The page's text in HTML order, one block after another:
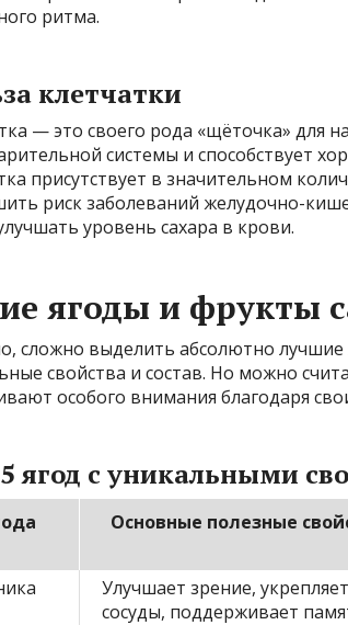
ритма.
клетчатки
— это своего рода «щёточка» для
системы и способствует
присутствует в значительном
риск заболеваний желудочно-
уровень сахара в крови.
ягоды и фрукты
сложно выделить абсолютно
свойства и состав. Но можно
особого внимания благодаря
ягод с уникальными
Основные полезные
Улучшает зрение, укрепляет
сосуды, поддерживает